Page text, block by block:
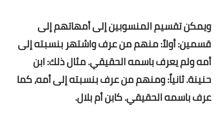
ويمكن تقسيم المنسوبين إلى أمهاتهم إلى
قسمين: أولاً: منهم من عرف واشتهر بنسبته إلى
أمه ولم يعرف باسمه الحقيقي. مثال ذلك: ابن
حنينة. ثانياً: ومنهم من عرف بنسبته إلى أمه، كما
عرف باسمه الحقيقي. كابن أم بلال.